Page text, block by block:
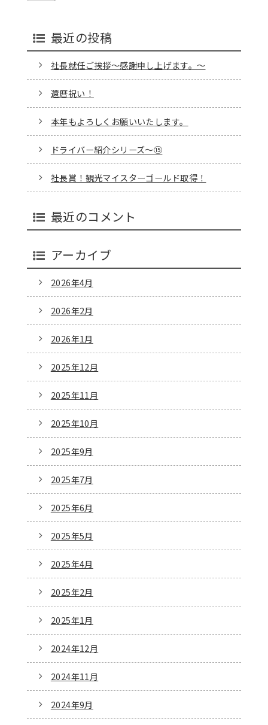
最近の投稿
社長就任ご挨拶～感謝申し上げます。～
還暦祝い！
本年もよろしくお願いいたします。
ドライバー紹介シリーズ～⑮
社長賞！観光マイスターゴールド取得！
最近のコメント
アーカイブ
2026年4月
2026年2月
2026年1月
2025年12月
2025年11月
2025年10月
2025年9月
2025年7月
2025年6月
2025年5月
2025年4月
2025年2月
2025年1月
2024年12月
2024年11月
2024年9月